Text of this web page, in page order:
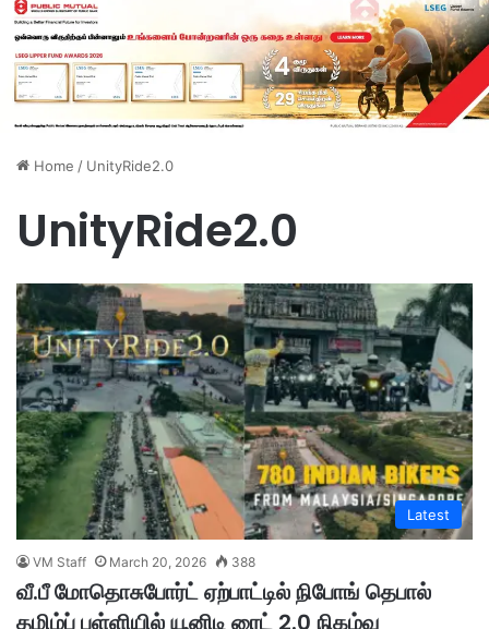
Home / UnityRide2.0
UnityRide2.0
Latest
VM Staff March 20, 2026 388
வீ.பீ மோதொசுபோர்ட் ஏற்பாட்டில் நிபோங் தெபால்